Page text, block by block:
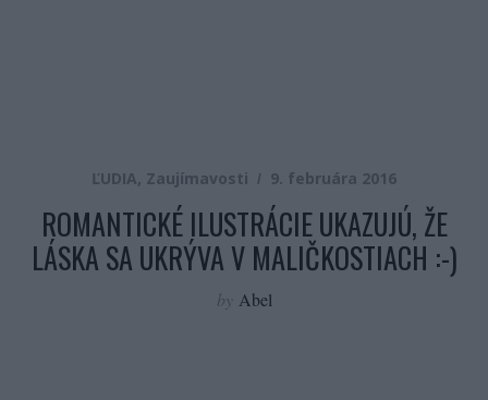
ĽUDIA, Zaujímavosti 9. februára 2016
ROMANTICKÉ ILUSTRÁCIE UKAZUJÚ, ŽE
LÁSKA SA UKRÝVA V MALIČKOSTIACH :-)
by Abel